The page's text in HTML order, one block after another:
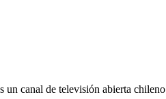
un canal de televisión abierta